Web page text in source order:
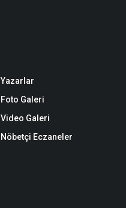
Yazarlar
Foto Galeri
Video Galeri
Nöbetçi Eczaneler